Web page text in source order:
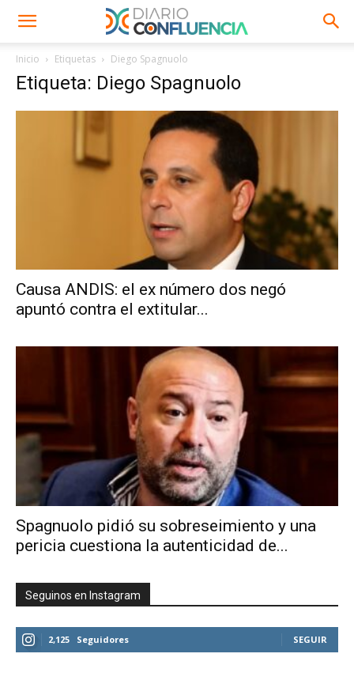
Inicio Etiquetas Diego Spagnuolo
Etiqueta: Diego Spagnuolo
Causa ANDIS: el ex número dos negó
apuntó contra el extitular...
Spagnuolo pidió su sobreseimiento y una
pericia cuestiona la autenticidad de...
Seguinos en Instagram
2,125 Seguidores SEGUIR